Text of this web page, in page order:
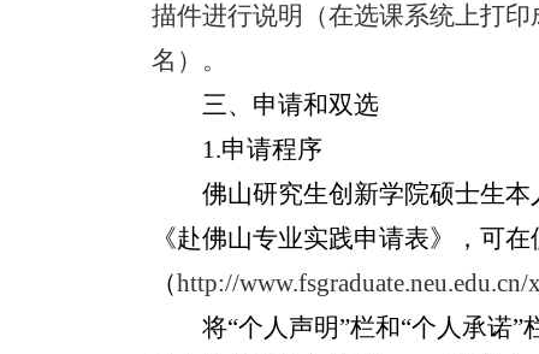
描件进行说明（在选课系统上打
名）。
三、申请和双选
1.申请程序
佛山研究生创新学院硕士生
《赴佛山专业实践申请表》，可
（http://
将“个人声明”栏和“个人承诺